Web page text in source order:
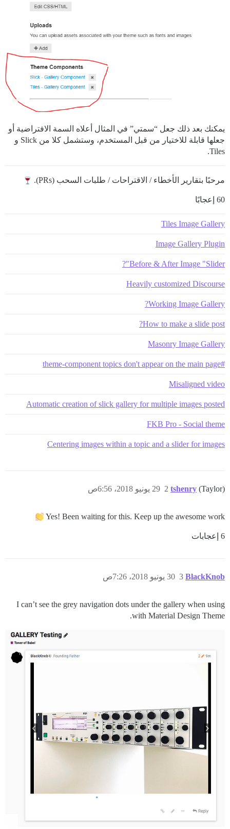
يمكنك بعد ذلك جعل “سمتي” في المثال أعلاه السمة الافتراضية أو
جعلها قابلة للاختيار من قبل المستخدم، وستشمل كلا من Slick و
Tiles.
مرحبًا بتقارير الأخطاء / الاقتراحات / طلبات السحب (PRs).
60 إعجابًا
Tiles Image Gallery
Image Gallery Plugin
Before & After Image "Slider"?
Heavily customized Discourse
Working Image Gallery?
How to make a slide post?
Masonry Image Gallery
#theme-component topics don't appear on the main page
Misaligned video
Automatic creation of slick gallery for multiple images posted
FKB Pro - Social theme
Centering images within a topic and a slider for images
tshenry (Taylor) 29 يونيو 2018، 6:56ص 2
Yes! Been waiting for this. Keep up the awesome work
6 إعجابات
BlackKnob 30 يونيو 2018، 7:26ص 3
I can’t see the grey navigation dots under the gallery when using
with Material Design Theme.